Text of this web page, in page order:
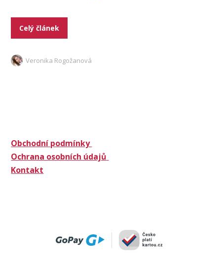
Celý článek
Veronika Rogožanová
Obchodní podmínky
Ochrana osobních údajů
Kontakt